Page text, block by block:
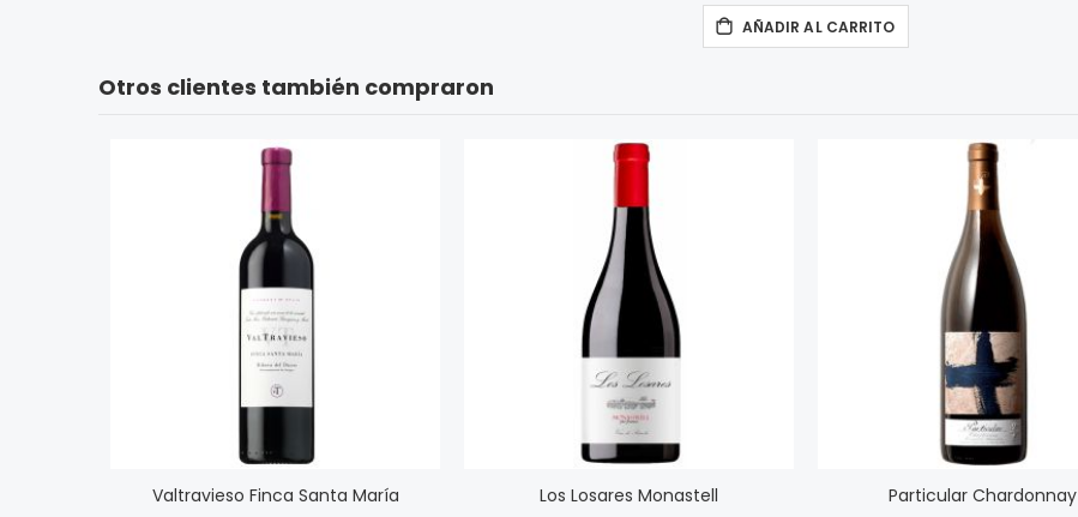
AÑADIR AL CARRITO
Otros clientes también compraron
Valtravieso Finca Santa María Los Losares Monastell Particular Chardonnay